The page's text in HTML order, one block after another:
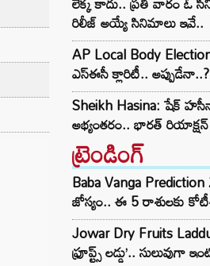
రిలీజ్ అయ్యే సినిమాలు ఇవే..
AP Local Body
ఎస్ఈసీ క్లారిటీ.. అప్పుడేనా..?
Sheikh Hasina: షేక్
అభ్యంతరం.. భారత్
ట్రెండింగ్‌
Baba Vanga
జోస్యం.. ఈ 5 రాశులకు
Jowar Dry Fruits
ఫ్రూప్ట్స్ లడ్డు’..